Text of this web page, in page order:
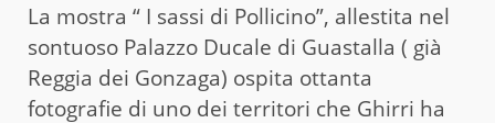
La mostra “ I sassi di Pollicino”, allestita nel
sontuoso Palazzo Ducale di Guastalla ( già
Reggia dei Gonzaga) ospita ottanta
fotografie di uno dei territori che Ghirri ha